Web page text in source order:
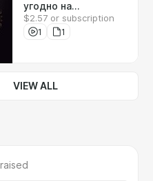
угодно на
изображении
$2.57 or subscription
1
1
VIEW ALL
raised